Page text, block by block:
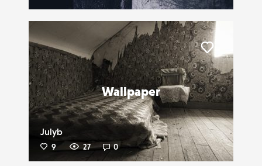
Wallpaper
Julyb
9 27 0
Liker